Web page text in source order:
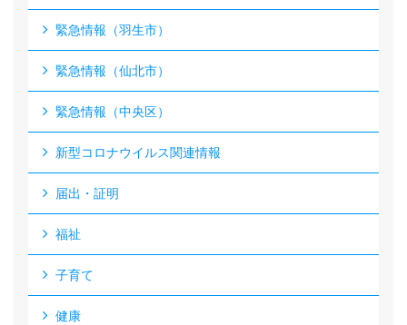
緊急情報（羽生市）
緊急情報（仙北市）
緊急情報（中央区）
新型コロナウイルス関連情報
届出・証明
福祉
子育て
健康